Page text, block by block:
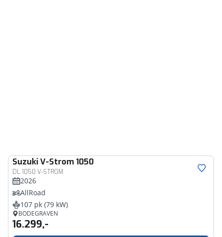
SuzukiV-Strom 1050
DL 1050 V-STROM
2026
AllRoad
107 pk (79 kW)
BODEGRAVEN
16.299,-